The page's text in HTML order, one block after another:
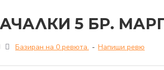
5 БР.
Базиран на 0 ревюта. - Напиши ревю